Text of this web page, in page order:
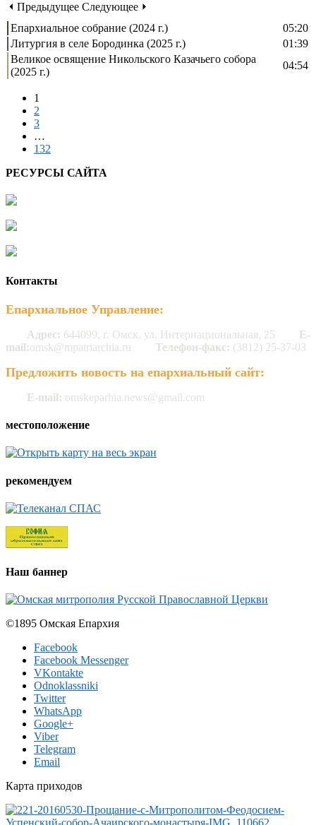
⏴ Предыдущее Следующее ⏵
Епархиальное собрание (2024 г.)
05:20
Литургия в селе Бородинка (2025 г.)
01:39
Великое освящение Никольского Казачьего собора
(2025 г.)
04:54
1
2
3
…
132
РЕСУРСЫ САЙТА
Контакты
Епархиальное Управление:
Адрес: 644099, г. Омск, ул. Интернациональная, 25
E-
mail:omsk@mpatriarchia.ru Телефон-факс: (3812) 25-37-03
Предложить новость на епархиальный сайт:
E-mail: omskeparhia.news@gmail.com
местоположение
рекомендуем
Наш баннер
©1895 Омская Епархия
Facebook
Facebook Messenger
VKontakte
Odnoklassniki
Twitter
WhatsApp
Google+
Viber
Telegram
Email
Карта приходов